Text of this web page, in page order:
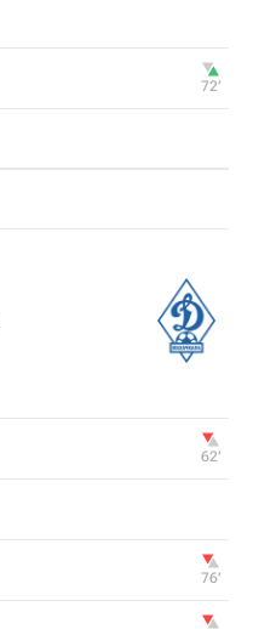
72‎’‎
62‎’‎
76‎’‎